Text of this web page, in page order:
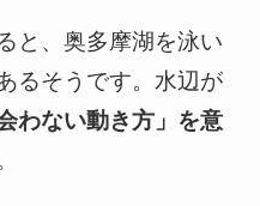
と、奥多摩湖を泳い
るそうです。水辺が
会わない動き方」を意